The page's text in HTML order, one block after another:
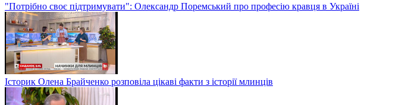
"Потрібно своє підтримувати": Олександр Поремський про професію кравця в Україні
Історик Олена Брайченко розповіла цікаві факти з історії млинців